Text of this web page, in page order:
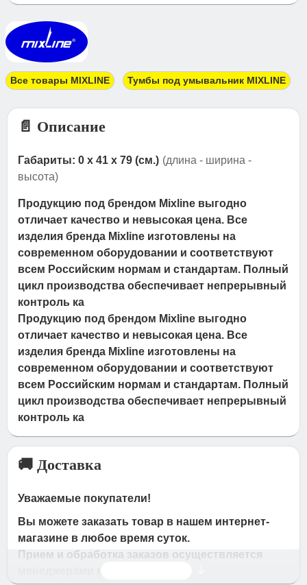
Все товары MIXLINE Тумбы под умывальник MIXLINE
📄 Описание
Габариты: 0 x 41 x 79 (см.) (длина - ширина -
высота)
Продукцию под брендом Mixline выгодно
отличает качество и невысокая цена. Все
изделия бренда Mixline изготовлены на
современном оборудовании и соответствуют
всем Российским нормам и стандартам. Полный
цикл производства обеспечивает непрерывный
контроль ка
Продукцию под брендом Mixline выгодно
отличает качество и невысокая цена. Все
изделия бренда Mixline изготовлены на
современном оборудовании и соответствуют
всем Российским нормам и стандартам. Полный
цикл производства обеспечивает непрерывный
контроль ка
🚚 Доставка
Уважаемые покупатели!
Вы можете заказать товар в нашем интернет-
магазине в любое время суток.
Прием и обработка заказов осуществляется